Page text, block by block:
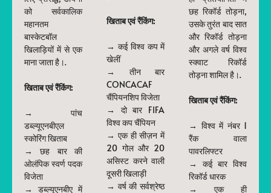
को सर्वकालिक
महानतम
बास्केटबॉल
खिलाड़ियों में से एक
माना जाता है।.
खिताब एवं रैंकिंग:
→ पांच
डब्ल्यूएनबीएल
स्कोरिंग खिताब
→ छह बार की
ओलंपिक स्वर्ण पदक
विजेता
→ डब्ल्यूएनबीए में
खिताब एवं रैंकिंग:
→ कई विश्व कप में
खेलीं
→ तीन बार
CONCACAF
चैंपियनशिप विजेता
→ दो बार FIFA
विश्व कप चैंपियन
→ एक ही सीज़न में
20 गोल और 20
असिस्ट करने वाली
दूसरी खिलाड़ी
→ वर्ष की सर्वश्रेष्ठ
छह रिकॉर्ड तोड़ना,
उसके तुरंत बाद सात
और रिकॉर्ड तोड़ना
और अगले वर्ष विश्व
स्क्वाट रिकॉर्ड
तोड़ना शामिल है।.
खिताब एवं रैंकिंग:
→ विश्व में नंबर 1
रैंक वाला
पावरलिफ्टर
→ कई बार विश्व
रिकॉर्ड धारक
→ एक ही